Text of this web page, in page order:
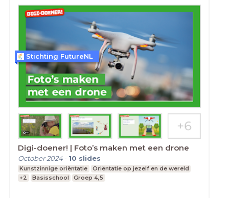
Digi-doener! | Foto’s maken met een drone
October 2024- 10 slides
Kunstzinnige oriëntatie
Oriëntatie op jezelf en de wereld
+2
Basisschool Groep 4,5
Stichting FutureNL